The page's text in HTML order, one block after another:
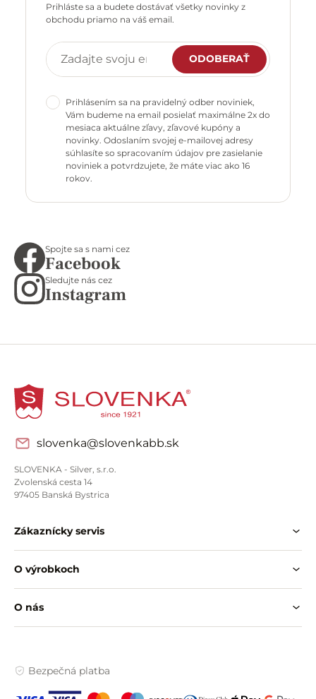
Prihláste sa a budete dostávať všetky novinky z
obchodu priamo na váš email.
ODOBERAŤ
Prihlásením sa na pravidelný odber noviniek,
Vám budeme na email posielať maximálne 2x do
mesiaca aktuálne zľavy, zľavové kupóny a
novinky. Odoslaním svojej e-mailovej adresy
súhlasíte so spracovaním údajov pre zasielanie
noviniek a potvrdzujete, že máte viac ako 16
rokov.
Spojte sa s nami cez
Facebook
Sledujte nás cez
Instagram
slovenka@slovenkabb.sk
SLOVENKA - Silver, s.r.o.
Zvolenská cesta 14
97405 Banská Bystrica
Zákaznícky servis
O výrobkoch
O nás
Bezpečná platba